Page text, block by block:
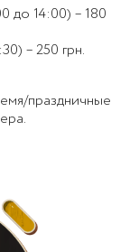
до 14:00) – 180
– 250 грн.
праздничные